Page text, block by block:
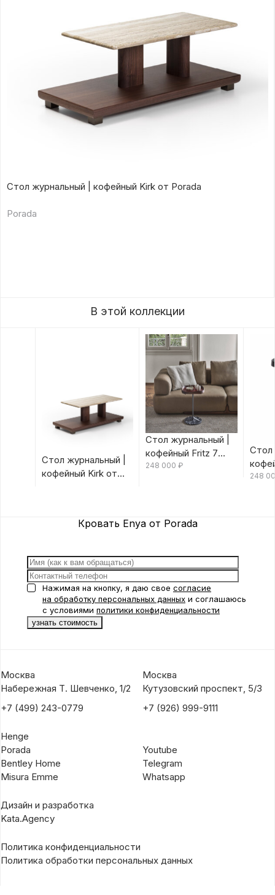
Стол журнальный | кофейный Kirk от Porada
Porada
В этой коллекции
Стол журнальный |
кофейный Kirk от
Стол журнальный |
кофейный Fritz 7
Canaletta/Rosso
248 000 ₽
Стол
248
Кровать Enya от Porada
Нажимая на кнопку, я даю свое согласие
на обработку персональных данных и соглашаюсь
с условиями политики конфиденциальности
Москва
Набережная Т. Шевченко, 1/2
+7 (499) 243-0779
Москва
Кутузовский проспект, 5/3
+7 (926) 999-9111
Henge
Porada
Bentley Home
Misura Emme
Youtube
Telegram
Whatsapp
Дизайн и разработка
Kata.Agency
Политика конфиденциальности
Политика обработки персональных данных